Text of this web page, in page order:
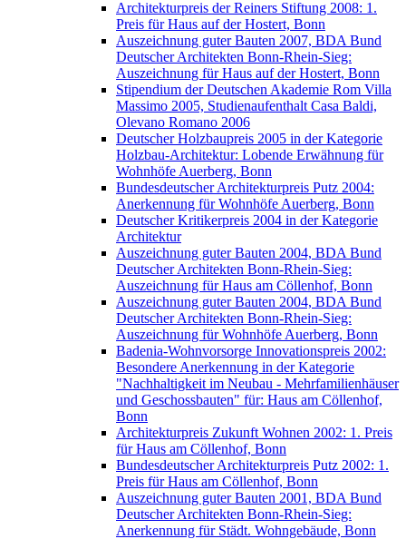
Architekturpreis der Reiners Stiftung 2008: 1.
Preis für Haus auf der Hostert, Bonn
Auszeichnung guter Bauten 2007, BDA Bund
Deutscher Architekten Bonn-Rhein-Sieg:
Auszeichnung für Haus auf der Hostert, Bonn
Stipendium der Deutschen Akademie Rom Villa
Massimo 2005, Studienaufenthalt Casa Baldi,
Olevano Romano 2006
Deutscher Holzbaupreis 2005 in der Kategorie
Holzbau-Architektur: Lobende Erwähnung für
Wohnhöfe Auerberg, Bonn
Bundesdeutscher Architekturpreis Putz 2004:
Anerkennung für Wohnhöfe Auerberg, Bonn
Deutscher Kritikerpreis 2004 in der Kategorie
Architektur
Auszeichnung guter Bauten 2004, BDA Bund
Deutscher Architekten Bonn-Rhein-Sieg:
Auszeichnung für Haus am Cöllenhof, Bonn
Auszeichnung guter Bauten 2004, BDA Bund
Deutscher Architekten Bonn-Rhein-Sieg:
Auszeichnung für Wohnhöfe Auerberg, Bonn
Badenia-Wohnvorsorge Innovationspreis 2002:
Besondere Anerkennung in der Kategorie
"Nachhaltigkeit im Neubau - Mehrfamilienhäuser
und Geschossbauten" für: Haus am Cöllenhof,
Bonn
Architekturpreis Zukunft Wohnen 2002: 1. Preis
für Haus am Cöllenhof, Bonn
Bundesdeutscher Architekturpreis Putz 2002: 1.
Preis für Haus am Cöllenhof, Bonn
Auszeichnung guter Bauten 2001, BDA Bund
Deutscher Architekten Bonn-Rhein-Sieg:
Anerkennung für Städt. Wohngebäude, Bonn